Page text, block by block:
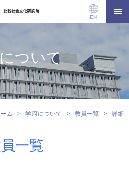
EN
ついて
ム > 学府について > 教員一覧 > 詳細
一覧